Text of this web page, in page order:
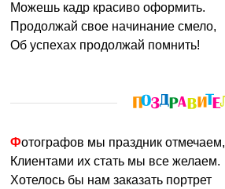
Можешь кадр красиво оформить.
Продолжай свое начинание смело,
Об успехах продолжай помнить!
Фотографов мы праздник отмечаем,
Клиентами их стать мы все желаем.
Хотелось бы нам заказать портрет